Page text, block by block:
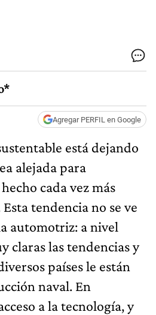
Agregar PERFIL en Google
está dejando
alejada para
cada vez más
tendencia no se ve
automotriz: a nivel
claras las tendencias y
países le están
naval. En
a la tecnología, y